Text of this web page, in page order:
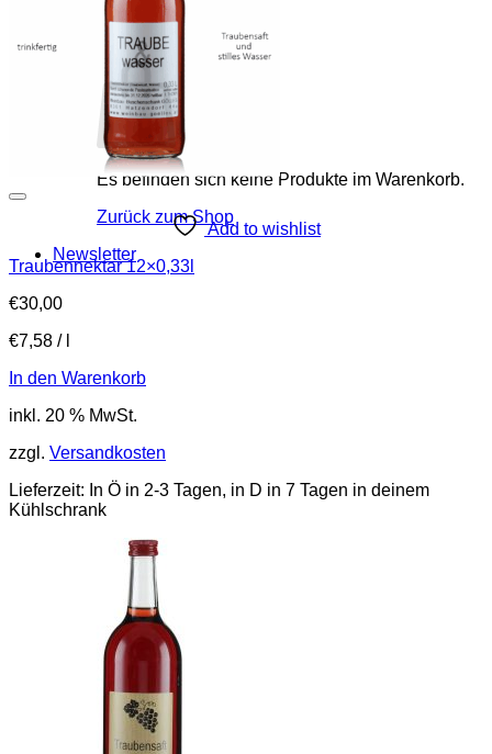
Anmelden
Warenkorb /€0,00
Es befinden sich keine Produkte im Warenkorb.
Zurück zum Shop
Newsletter
Add to wishlist
Traubennektar 12×0,33l
€30,00
€7,58 /
In den Warenkorb
inkl. 20 % MwSt.
zzgl. Versandkosten
Lieferzeit: In Ö in 2-3 Tagen, in D in 7 Tagen in deinem
Kühlschrank